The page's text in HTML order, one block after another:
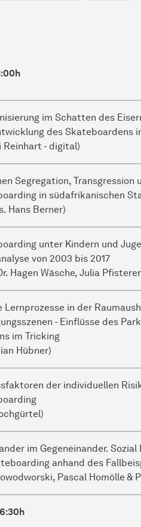
im Schatten des
des Skateboardens
Reinhart - digital)
Segregation, Transgression
in südafrikanischen
Hans Berner)
unter Kindern und
von 2003 bis 2017
Hagen Wäsche, Julia
Lernprozesse in der
- Einflüsse des
im Tricking
Hübner)
der individuellen
im Gegeneinander.
anhand des
Pascal Homölle &